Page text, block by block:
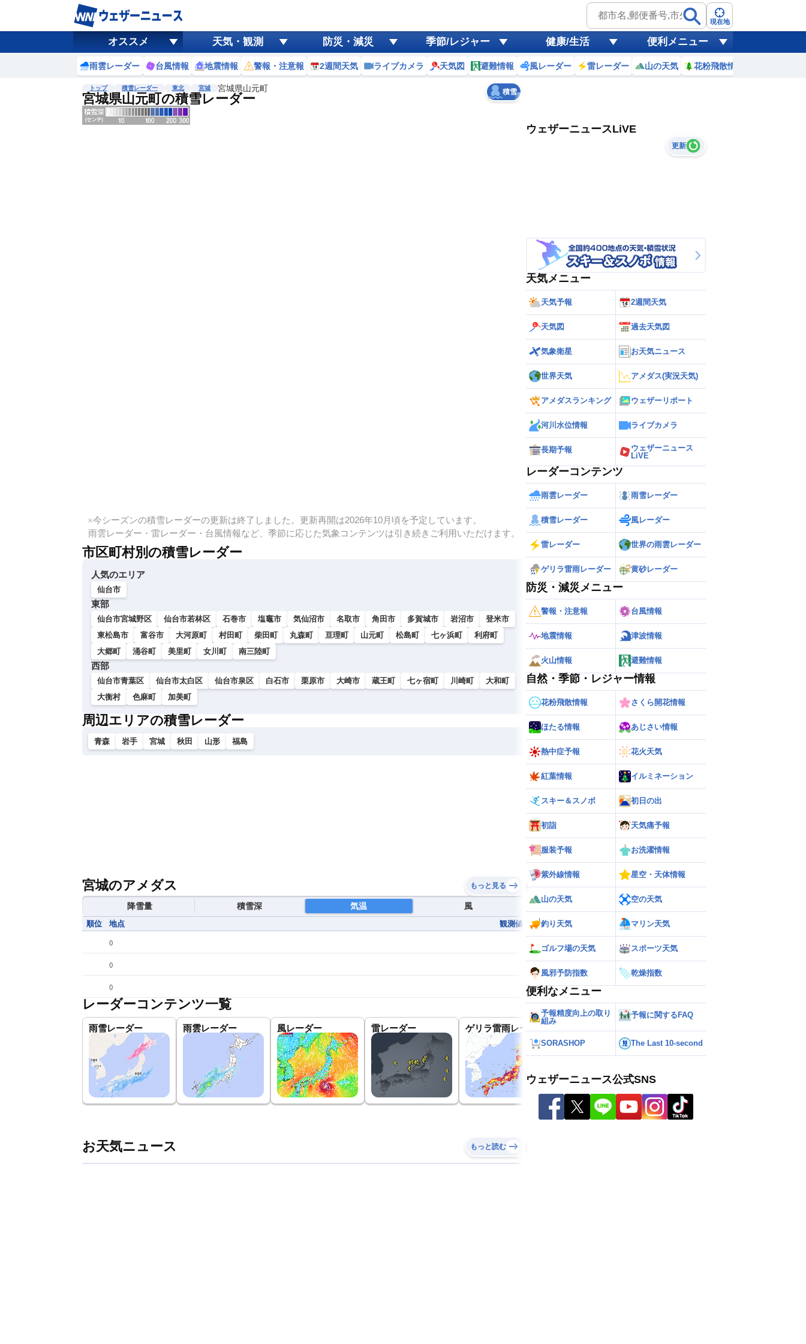
現在地
オススメ 天気・観測 防災・減災 季節/レジャー 健康/生活 便利メニュー
雨雲レーダー 台風情報 地震情報 警報・注意報 2週間天気 ライブカメラ 天気図 避難情報 風レーダー 雷レーダー 山の天気 花粉飛散情報
トップ 積雪レーダー 東北 宮城 宮城県山元町
宮城県山元町の積雪レーダー 積雪
黄砂
天気 台風
※今シーズンの積雪レーダーの更新は終了しました。更新再開は2026年10月頃を予定しています。
雨雲レーダー・雷レーダー・台風情報など、季節に応じた気象コンテンツは引き続きご利用いただけます。
市区町村別の積雪レーダー
人気のエリア
仙台市
東部
仙台市宮城野区 仙台市若林区 石巻市 塩竈市 気仙沼市 名取市 角田市 多賀城市 岩沼市
登米市
東松島市
富谷市 大河原町 村田町 柴田町 丸森町 亘理町 山元町 松島町 七ヶ浜町
利府町
大郷町
涌谷町 美里町 女川町 南三陸町
西部
仙台市青葉区 仙台市太白区 仙台市泉区 白石市 栗原市 大崎市 蔵王町 七ヶ宿町 川崎町
大和町
大衡村
色麻町 加美町
周辺エリアの積雪レーダー
青森 岩手 宮城 秋田 山形 福島
宮城のアメダス もっと見る
降雪量 積雪深 気温 風
順位 地点 観測値
()
()
()
レーダーコンテンツ一覧
雨雪レーダー 雨雲レーダー 風レーダー 雷レーダー ゲリラ雷雨レーダー
お天気ニュース もっと読む
ウェザーニュースLiVE
更新
天気メニュー
天気予報 2週間天気
天気図 過去天気図
気象衛星 お天気ニュース
世界天気 アメダス(実況天気)
アメダスランキング ウェザーリポート
河川水位情報 ライブカメラ
長期予報
ウェザーニュース
LiVE
レーダーコンテンツ
雨雲レーダー 雨雪レーダー
積雪レーダー 風レーダー
雷レーダー 世界の雨雲レーダー
ゲリラ雷雨レーダー 黄砂レーダー
防災・減災メニュー
警報・注意報 台風情報
地震情報 津波情報
火山情報 避難情報
自然・季節・レジャー情報
花粉飛散情報 さくら開花情報
ほたる情報 あじさい情報
熱中症予報 花火天気
紅葉情報 イルミネーション
スキー＆スノボ 初日の出
初詣 天気痛予報
服装予報 お洗濯情報
紫外線情報 星空・天体情報
山の天気 空の天気
釣り天気 マリン天気
ゴルフ場の天気 スポーツ天気
風邪予防指数 乾燥指数
便利なメニュー
予報精度向上の取り
組み
予報に関するFAQ
SORASHOP The Last 10-second
ウェザーニュース公式SNS